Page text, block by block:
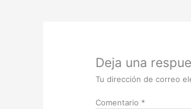
Deja una
Tu dirección de correo
Comentario *